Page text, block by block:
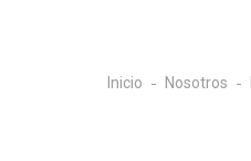
Inicio Nosotros